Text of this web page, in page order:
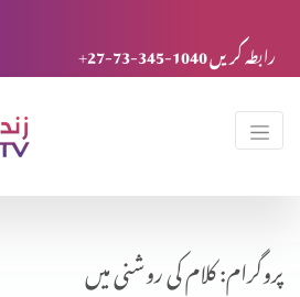
+27-73-345-1040 رابطہ کریں
پروگرام: کلام کی روشنی میں